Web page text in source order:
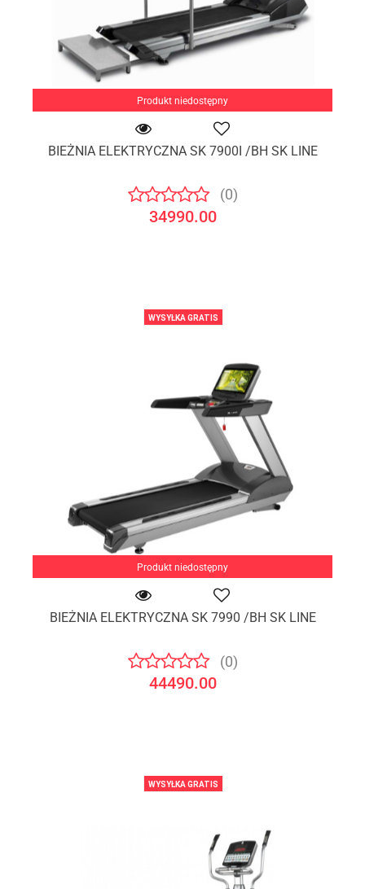
Produkt niedostępny
BIEŻNIA ELEKTRYCZNA SK 7900I /BH SK LINE
(0)
34990.00
WYSYŁKA GRATIS
Produkt niedostępny
BIEŻNIA ELEKTRYCZNA SK 7990 /BH SK LINE
(0)
44490.00
WYSYŁKA GRATIS